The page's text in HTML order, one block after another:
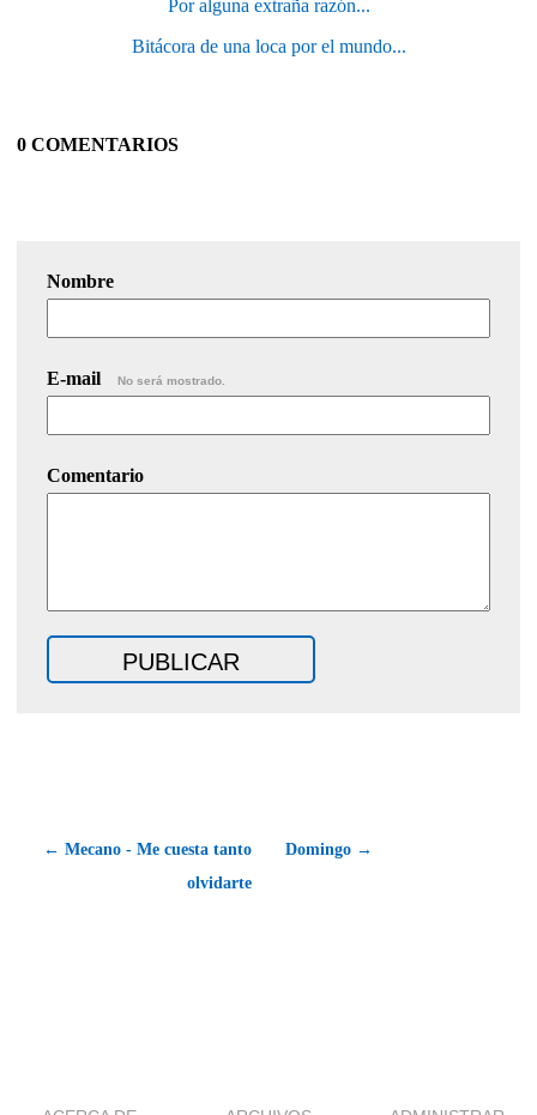
Por alguna extraña razón...
Bitácora de una loca por el mundo...
0 COMENTARIOS
Nombre
E-mail No será mostrado.
Comentario
← Mecano - Me cuesta tanto
olvidarte
Domingo →